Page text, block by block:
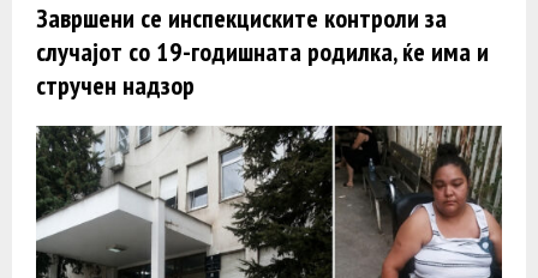
Завршени се инспекциските контроли за
случајот со 19-годишната родилка, ќе има и
стручен надзор